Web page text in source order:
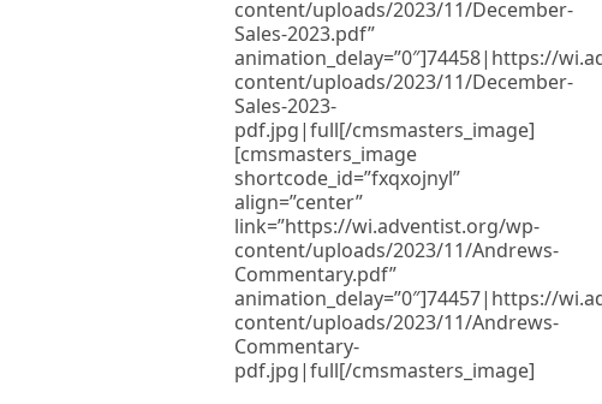
content/uploads/2023/11/December-
Sales-2023.pdf”
animation_delay=”0″]74458|https://
content/uploads/2023/11/December-
Sales-2023-
pdf.jpg|full[/cmsmasters_image]
[cmsmasters_image
shortcode_id=”fxqxojnyl”
align=”center”
link=”https://wi.adventist.org/wp-
content/uploads/2023/11/Andrews-
Commentary.pdf”
animation_delay=”0″]74457|https://
content/uploads/2023/11/Andrews-
Commentary-
pdf.jpg|full[/cmsmasters_image]